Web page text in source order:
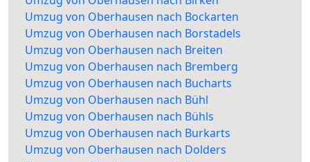
Umzug von Oberhausen nach Bockarten
Umzug von Oberhausen nach Borstadels
Umzug von Oberhausen nach Breiten
Umzug von Oberhausen nach Bremberg
Umzug von Oberhausen nach Bucharts
Umzug von Oberhausen nach Bühl
Umzug von Oberhausen nach Bühls
Umzug von Oberhausen nach Burkarts
Umzug von Oberhausen nach Dolders